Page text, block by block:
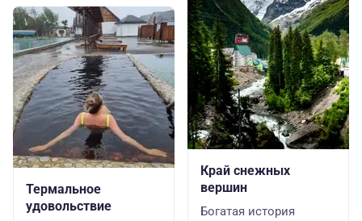
Термальное
удовольствие
Край снежных
вершин
Богатая история